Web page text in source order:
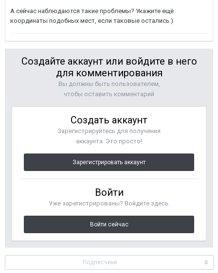
А сейчас наблюдаются такие проблемы? Укажите ещё
координаты подобных мест, если таковые остались.)
Создайте аккаунт или войдите в него
для комментирования
Вы должны быть пользователем,
чтобы оставить комментарий
Создать аккаунт
Зарегистрируйтесь для получения
аккаунта. Это просто!
Зарегистрировать аккаунт
Войти
Уже зарегистрированы? Войдите здесь.
Войти сейчас
Подписчики 0